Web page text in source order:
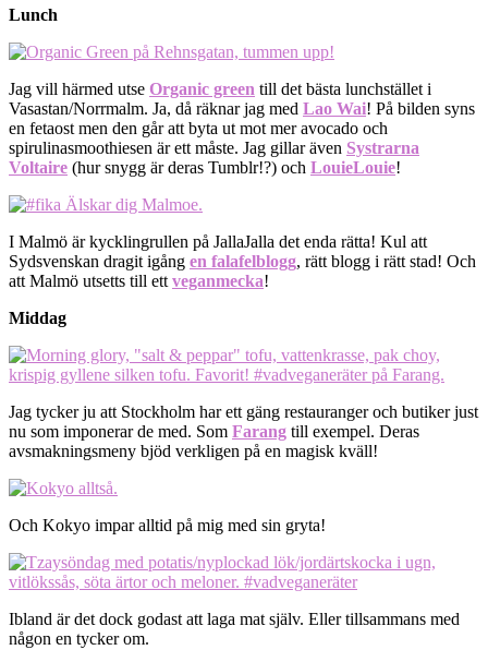
Lunch
Jag vill härmed utse Organic green till det bästa lunchstället i
Vasastan/Norrmalm. Ja, då räknar jag med Lao Wai! På bilden syns
en fetaost men den går att byta ut mot mer avocado och
spirulinasmoothiesen är ett måste. Jag gillar även Systrarna
Voltaire (hur snygg är deras Tumblr!?) och LouieLouie!
I Malmö är kycklingrullen på JallaJalla det enda rätta! Kul att
Sydsvenskan dragit igång en falafelblogg, rätt blogg i rätt stad! Och
att Malmö utsetts till ettveganmecka!
Middag
Jag tycker ju att Stockholm har ett gäng restauranger och butiker just
nu som imponerar de med. Som Farang till exempel. Deras
avsmakningsmeny bjöd verkligen på en magisk kväll!
Och Kokyo impar alltid på mig med sin gryta!
Ibland är det dock godast att laga mat själv. Eller tillsammans med
någon en tycker om.